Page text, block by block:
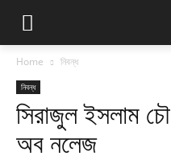
Home নিবন্ধ
নিবন্ধ
সিরাজুল ইসলাম
অব নলেজ